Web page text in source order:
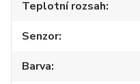
Teplotní rozsah
Senzor
Barva